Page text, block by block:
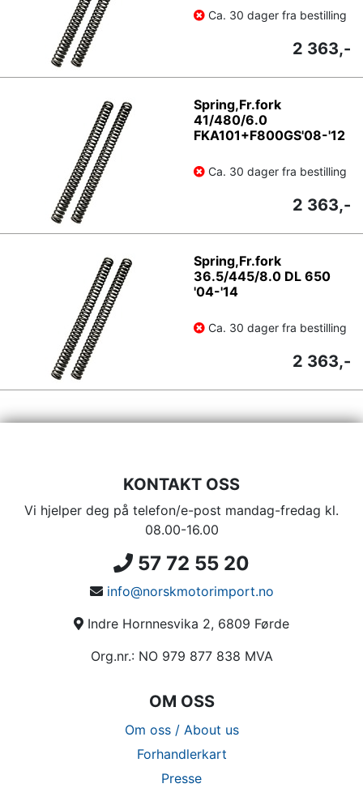
Ca. 30 dager fra bestilling
2 363,-
Spring,Fr.fork
41/480/6.0
FKA101+F800GS'08-'12
Ca. 30 dager fra bestilling
2 363,-
Spring,Fr.fork
36.5/445/8.0 DL 650
'04-'14
Ca. 30 dager fra bestilling
2 363,-
KONTAKT OSS
Vi hjelper deg på telefon/e-post mandag-fredag kl.
08.00-16.00
57 72 55 20
info@norskmotorimport.no
Indre Hornnesvika 2, 6809 Førde
Org.nr.: NO 979 877 838 MVA
OM OSS
Om oss / About us
Forhandlerkart
Presse